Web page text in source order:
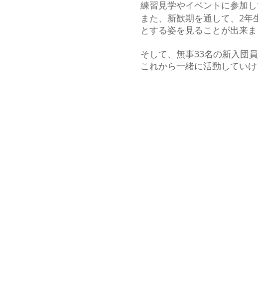
練習見学やイベントに参加
また、新歓期を通して、2
とする姿を見ることが出来
そして、無事33名の新入団
これから一緒に活動してい